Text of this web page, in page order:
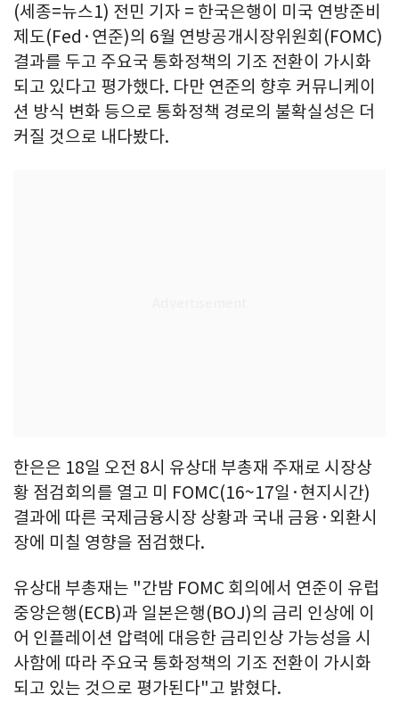
(세종=뉴스1) 전민 기자 = 한국은행이 미국 연방준비
제도(Fed·연준)의 6월 연방공개시장위원회(FOMC)
결과를 두고 주요국 통화정책의 기조 전환이 가시화
되고 있다고 평가했다. 다만 연준의 향후 커뮤니케이
션 방식 변화 등으로 통화정책 경로의 불확실성은 더
커질 것으로 내다봤다.
한은은 18일 오전 8시 유상대 부총재 주재로 시장상
황 점검회의를 열고 미 FOMC(16~17일·현지시간)
결과에 따른 국제금융시장 상황과 국내 금융·외환시
장에 미칠 영향을 점검했다.
유상대 부총재는 "간밤 FOMC 회의에서 연준이 유럽
중앙은행(ECB)과 일본은행(BOJ)의 금리 인상에 이
어 인플레이션 압력에 대응한 금리인상 가능성을 시
사함에 따라 주요국 통화정책의 기조 전환이 가시화
되고 있는 것으로 평가된다"고 밝혔다.